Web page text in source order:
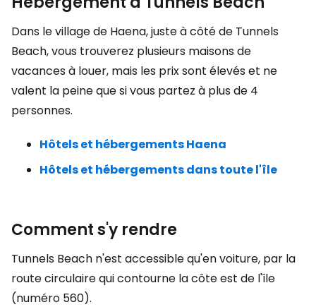
Dans le village de Haena, juste à côté de Tunnels
Beach, vous trouverez plusieurs maisons de
vacances à louer, mais les prix sont élevés et ne
valent la peine que si vous partez à plus de 4
personnes.
Hôtels et hébergements Haena
Hôtels et hébergements dans toute l'île
Comment s'y rendre
Tunnels Beach n'est accessible qu'en voiture, par la
route circulaire qui contourne la côte est de l'île
(numéro 560).